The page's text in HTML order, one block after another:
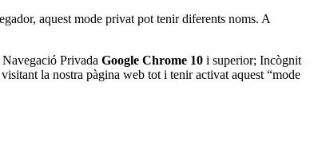
aquest mode privat pot tenir diferents noms. A
Privada Google Chrome 10 i superior; Incògnit
la nostra pàgina web tot i tenir activat aquest “mode